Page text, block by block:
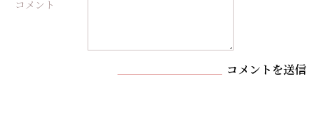
コメント
コメントを送信